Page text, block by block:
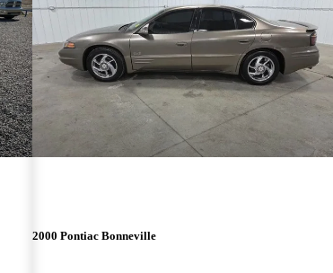
2000 Pontiac Bonneville